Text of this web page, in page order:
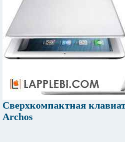
Сверхкомпактная
Archos